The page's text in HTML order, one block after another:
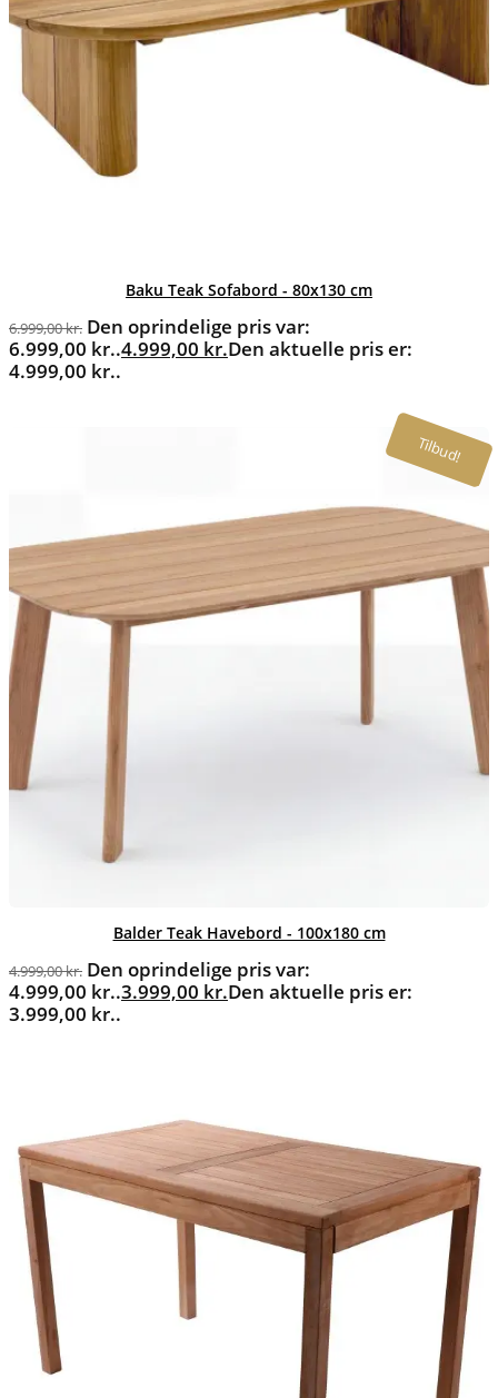
Baku Teak Sofabord - 80x130 cm
6.999,00kr. Den oprindelige pris var:
6.999,00 kr..4.999,00 kr.Den aktuelle pris er:
4.999,00 kr..
Tilbud!
Balder Teak Havebord - 100x180 cm
4.999,00kr. Den oprindelige pris var:
4.999,00 kr..3.999,00 kr.Den aktuelle pris er:
3.999,00 kr..